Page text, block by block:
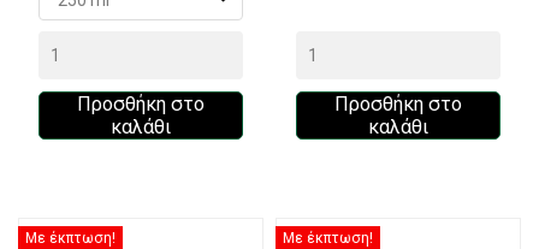
Προσθήκη στο
καλάθι
Προσθήκη στο
καλάθι
Με έκπτωση!
Με έκπτωση!